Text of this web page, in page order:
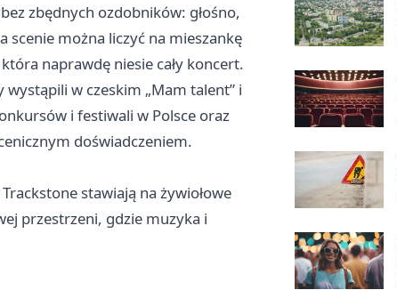
zbędnych ozdobników: głośno,
scenie można liczyć na mieszankę
naprawdę niesie cały koncert.
w czeskim „Mam talent” i
i festiwali w Polsce oraz
doświadczeniem.
stawiają na żywiołowe
przestrzeni, gdzie muzyka i